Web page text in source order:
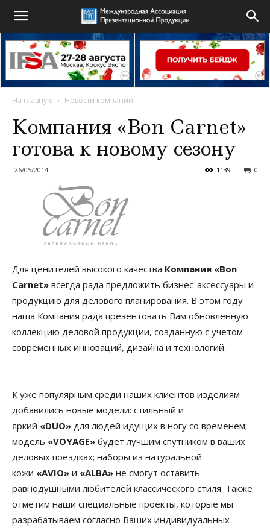
На главную Новости компаний
Компания «Bon Carnet»
готова к новому сезону
26/05/2014 0
1139
Для ценителей высокого качества Компания «Bon
Carnet» всегда рада предложить бизнес-аксессуары и
продукцию для делового планирования. В этом году
наша Компания рада презентовать Вам обновленную
коллекцию деловой продукции, созданную с учетом
современных инноваций, дизайна и технологий.
К уже популярным среди наших клиентов изделиям
добавились новые модели: стильный и
яркий «DUO» для людей идущих в ногу со временем;
модель «VOYAGE» будет лучшим спутником в ваших
деловых поездках; наборы из натуральной
кожи «AVIO» и «ALBА» не смогут оставить
равнодушными любителей классического стиля. Также
отметим наши специальные проекты, которые мы
разрабатываем согласно Ваших индивидуальных